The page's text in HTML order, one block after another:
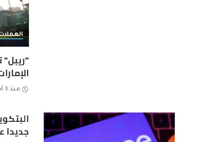
منذ 3 أشهر
جديدا عند 111